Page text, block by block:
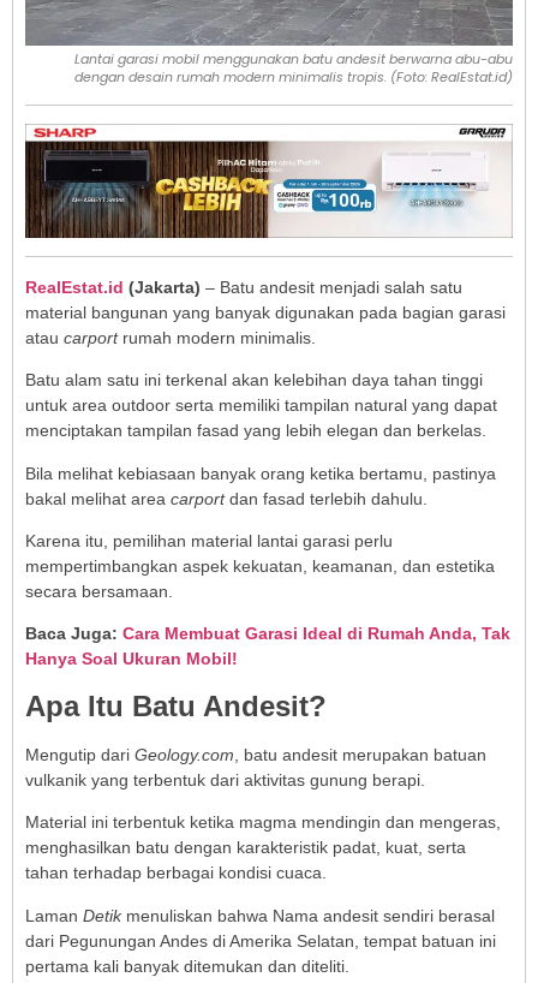
Lantai garasi mobil menggunakan batu andesit berwarna abu-abu
dengan desain rumah modern minimalis tropis. (Foto: RealEstat.id)
RealEstat.id (Jakarta) – Batu andesit menjadi salah satu
material bangunan yang banyak digunakan pada bagian garasi
atau carport rumah modern minimalis.
Batu alam satu ini terkenal akan kelebihan daya tahan tinggi
untuk area outdoor serta memiliki tampilan natural yang dapat
menciptakan tampilan fasad yang lebih elegan dan berkelas.
Bila melihat kebiasaan banyak orang ketika bertamu, pastinya
bakal melihat area carportdan fasad terlebih dahulu.
Karena itu, pemilihan material lantai garasi perlu
mempertimbangkan aspek kekuatan, keamanan, dan estetika
secara bersamaan.
Baca Juga: Cara Membuat Garasi Ideal di Rumah Anda, Tak
Hanya Soal Ukuran Mobil!
Apa Itu Batu Andesit?
Mengutip dari Geology.com , batu andesit merupakan batuan
vulkanik yang terbentuk dari aktivitas gunung berapi.
Material ini terbentuk ketika magma mendingin dan mengeras,
menghasilkan batu dengan karakteristik padat, kuat, serta
tahan terhadap berbagai kondisi cuaca.
Laman Detik menuliskan bahwa Nama andesit sendiri berasal
dari Pegunungan Andes di Amerika Selatan, tempat batuan ini
pertama kali banyak ditemukan dan diteliti.